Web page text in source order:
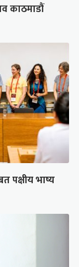
काठमाडौं
पक्षीय भाष्य